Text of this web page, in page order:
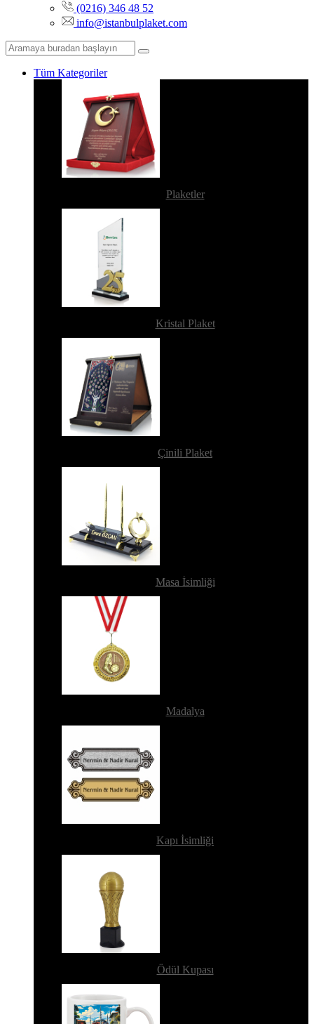
(0216) 346 48 52
info@istanbulplaket.com
Tüm Kategoriler
Plaketler
Kristal Plaket
Çinili Plaket
Masa İsimliği
Madalya
Kapı İsimliği
Ödül Kupası